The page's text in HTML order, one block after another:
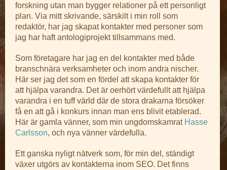
forskning utan man bygger relationer på ett personligt
plan. Via mitt skrivande, särskilt i min roll som
redaktör, har jag skapat kontakter med personer som
jag har haft antologiprojekt tillsammans med.
Som företagare har jag en del kontakter med både
branschnära verksamheter och inom andra nischer.
Här ser jag det som en fördel att skapa kontakter för
att hjälpa varandra. Det är oerhört värdefullt att hjälpa
varandra i en tuff värld där de stora drakarna försöker
få en att gå i konkurs innan man ens blivit etablerad.
Här är gamla vänner, som min ungdomskamrat Hasse
Carlsson, och nya vänner värdefulla.
Ett ganska nyligt nätverk som, för min del, ständigt
växer utgörs av kontakterna inom SEO. Det finns